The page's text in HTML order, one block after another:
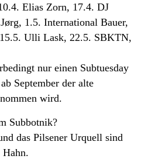
Elias Zorn, 17.4. DJ
1.5. International Bauer,
Ulli Lask, 22.5. SBKTN,
nur einen Subtuesday
September der alte
wird.
Subbotnik?
das Pilsener Urquell sind
Hahn.